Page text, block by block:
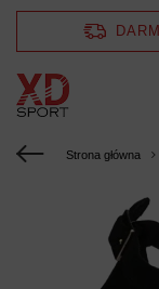
Strona główna